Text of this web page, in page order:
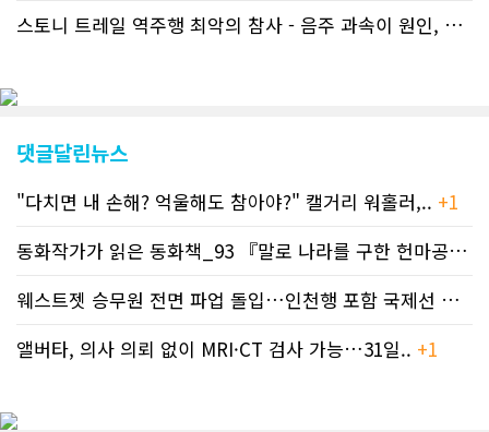
지는 뜨거운 성원에 보답고저 최근 웹 사
사 5위 차지
스토니 트레일 역주행 최악의 참사 - 음주 과속이 원인, 4명 사망..
댓글달린뉴스
"다치면 내 손해? 억울해도 참아야?" 캘거리 워홀러,.. +1
동화작가가 읽은 동화책_93 『말로 나라를 구한 헌마공..+2
웨스트젯 승무원 전면 파업 돌입…인천행 포함 국제선 줄..
앨버타, 의사 의뢰 없이 MRI·CT 검사 가능…31일.. +1